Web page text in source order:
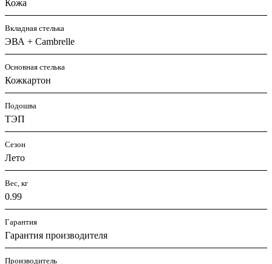
Кожа
Вкладная стелька
ЭВА + Cambrelle
Основная стелька
Кожкартон
Подошва
ТЭП
Сезон
Лето
Вес, кг
0.99
Гарантия
Гарантия производителя
Производитель